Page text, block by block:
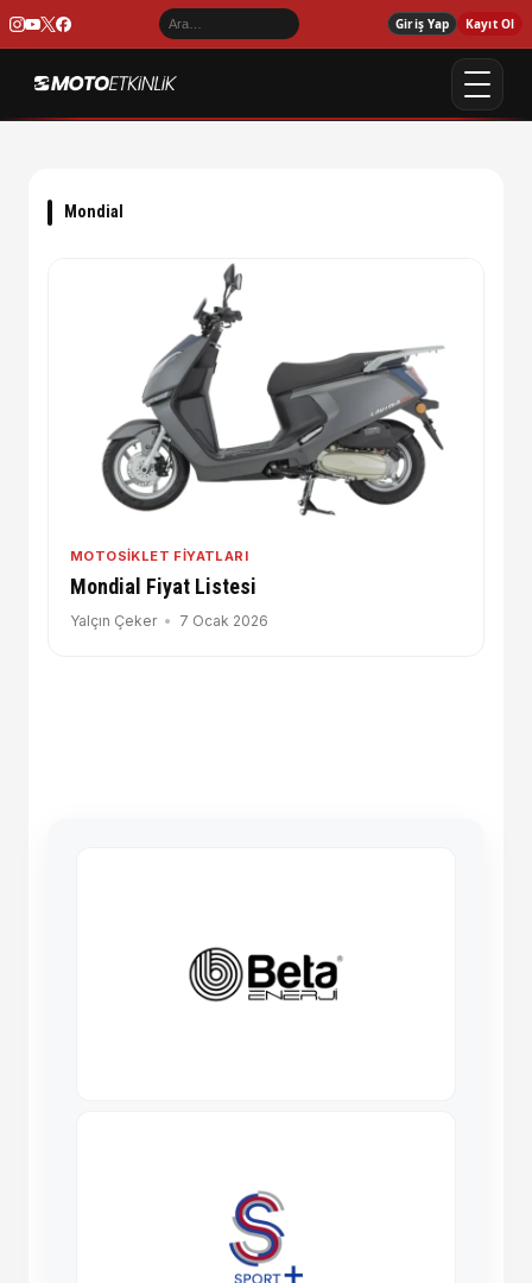
Giriş Yap Kayıt Ol
Mondial
MOTOSIKLET FIYATLARI
Mondial Fiyat Listesi
Yalçın Çeker 7 Ocak 2026